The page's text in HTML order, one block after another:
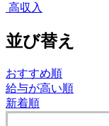
高収入
並び替え
おすすめ順
給与が高い順
新着順